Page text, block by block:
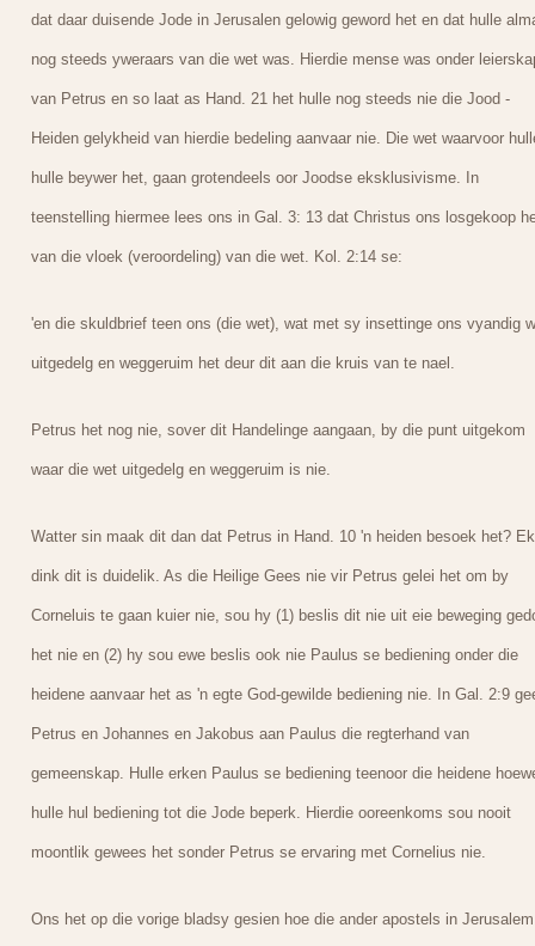
dat daar duisende Jode in Jerusalen gelowig geword het en dat hulle
nog steeds yweraars van die wet was. Hierdie mense was onder
van Petrus en so laat as Hand. 21 het hulle nog steeds nie die Jood -
Heiden gelykheid van hierdie bedeling aanvaar nie. Die wet waarvoor
hulle beywer het, gaan grotendeels oor Joodse eksklusivisme. In
teenstelling hiermee lees ons in Gal. 3: 13 dat Christus ons losgekoop
van die vloek (veroordeling) van die wet. Kol. 2:14 se:
'en die skuldbrief teen ons (die wet), wat met sy insettinge ons vyandig
uitgedelg en weggeruim het deur dit aan die kruis van te nael.
Petrus het nog nie, sover dit Handelinge aangaan, by die punt uitgekom
waar die wet uitgedelg en weggeruim is nie.
Watter sin maak dit dan dat Petrus in Hand. 10 'n heiden besoek het? Ek
dink dit is duidelik. As die Heilige Gees nie vir Petrus gelei het om by
Corneluis te gaan kuier nie, sou hy (1) beslis dit nie uit eie beweging
het nie en (2) hy sou ewe beslis ook nie Paulus se bediening onder die
heidene aanvaar het as 'n egte God-gewilde bediening nie. In Gal. 2:9
Petrus en Johannes en Jakobus aan Paulus die regterhand van
gemeenskap. Hulle erken Paulus se bediening teenoor die heidene
hulle hul bediening tot die Jode beperk. Hierdie ooreenkoms sou nooit
moontlik gewees het sonder Petrus se ervaring met Cornelius nie.
Ons het op die vorige bladsy gesien hoe die ander apostels in Jerusalem